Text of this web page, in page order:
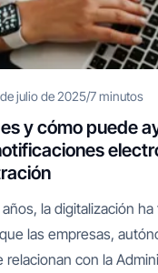
julio de 2025/7 minutos
y cómo puede
la digitalización
las empresas,
relacionan con la